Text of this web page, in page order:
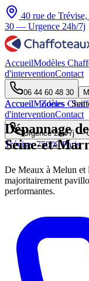
40 rue de
30 — Urgence 24h/7j
AccueilModèles
d'interventionContact
06 44 60 48 30
AccueilModèles
d'interventionContact
Urgence 24h/7j —
Trévise, 75009 Paris
Accueil·Zones·
Dépannage
Seine-et-
De Meaux à Melun et
majoritairement
performantes.